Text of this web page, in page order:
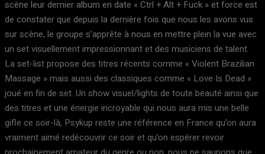
scène leur dernier album en date « Ctrl + Alt + Fuck » et force est
de constater que depuis la dernière fois que nous les avons vus
sur scène, le groupe s’apprête à nous en mettre plein la vue avec
un set visuellement impressionnant et des musiciens de talent.
La set-list propose des titres récents comme « Violent Brazilian
Massage » mais aussi des classiques comme « Love Is Dead »
joué en fin de set. Un show visuel/lights de toute beauté ainsi que
des titres et une énergie incroyable qui nous aura mis une belle
gifle ce soir-là, Psykup reste une référence en France qu’on aura
vraiment aimé redécouvrir ce soir et qu’on espérer revoir